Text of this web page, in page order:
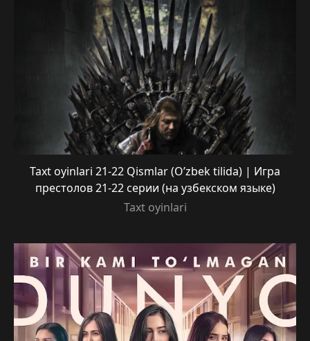
Taxt oyinlari 21-22 Qismlar (O’zbek tilida) | Игра
престолов 21-22 серии (на узбекском языке)
Taxt oyinlari